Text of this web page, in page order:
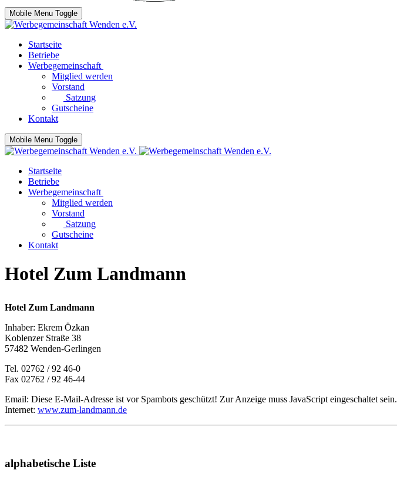
Mobile Menu Toggle
Startseite
Betriebe
Werbegemeinschaft
Mitglied werden
Vorstand
Satzung
Gutscheine
Kontakt
Mobile Menu Toggle
Startseite
Betriebe
Werbegemeinschaft
Mitglied werden
Vorstand
Satzung
Gutscheine
Kontakt
Hotel Zum Landmann
Hotel Zum Landmann
Inhaber: Ekrem Özkan
Koblenzer Straße 38
57482 Wenden-Gerlingen
Tel. 02762 / 92 46-0
Fax 02762 / 92 46-44
Email: Diese E-Mail-Adresse ist vor Spambots geschützt! Zur Anzeige muss JavaScript eingeschaltet sein.
Internet: www.zum-landmann.de
alphabetische Liste